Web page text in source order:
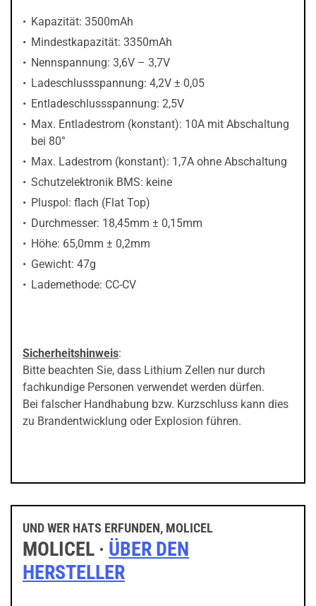
Kapazität: 3500mAh
Mindestkapazität: 3350mAh
Nennspannung: 3,6V – 3,7V
Ladeschlussspannung: 4,2V ± 0,05
Entladeschlussspannung: 2,5V
Max. Entladestrom (konstant): 10A mit Abschaltung
bei 80°
Max. Ladestrom (konstant): 1,7A ohne Abschaltung
Schutzelektronik BMS: keine
Pluspol: flach (Flat Top)
Durchmesser: 18,45mm ± 0,15mm
Höhe: 65,0mm ± 0,2mm
Gewicht: 47g
Lademethode: CC-CV
Sicherheitshinweis:
Bitte beachten Sie, dass Lithium Zellen nur durch
fachkundige Personen verwendet werden dürfen.
Bei falscher Handhabung bzw. Kurzschluss kann dies
zu Brandentwicklung oder Explosion führen.
UND WER HATS ERFUNDEN, MOLICEL
MOLICEL · ÜBER DEN
HERSTELLER